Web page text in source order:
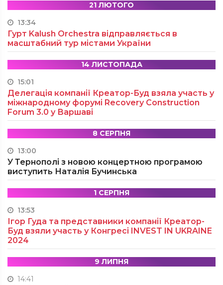
21 ЛЮТОГО
13:34
Гурт Kalush Orchestra відправляється в
масштабний тур містами України
14 ЛИСТОПАДА
15:01
Делегація компанії Креатор-Буд взяла участь у
міжнародному форумі Recovery Construction
Forum 3.0 у Варшаві
8 СЕРПНЯ
13:00
У Тернополі з новою концертною програмою
виступить Наталія Бучинська
1 СЕРПНЯ
13:53
Ігор Гуда та представники компанії Креатор-
Буд взяли участь у Конгресі INVEST IN UKRAINE
2024
9 ЛИПНЯ
14:41